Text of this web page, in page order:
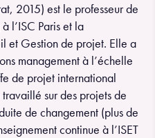
2015) est le professeur de
l’ISC Paris et la
et Gestion de projet. Elle a
management à l’échelle
de projet international
sur des projets de
de changement (plus de
continue à l’ISET